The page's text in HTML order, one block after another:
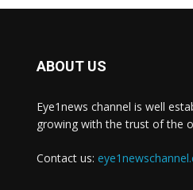
ABOUT US
Eye1news channel is well
growing with the trust of the
Contact us: